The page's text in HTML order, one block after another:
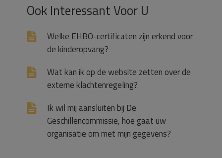
Ook Interessant Voor U
Welke EHBO-certificaten zijn erkend voor
de kinderopvang?
Wat kan ik op de website zetten over de
externe klachtenregeling?
Ik wil mij aansluiten bij De
Geschillencommissie, hoe gaat uw
organisatie om met mijn gegevens?